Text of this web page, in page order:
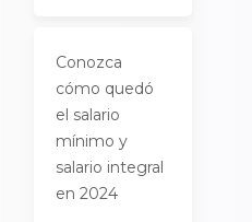
Conozca
cómo quedó
el salario
mínimo y
salario integral
en 2024